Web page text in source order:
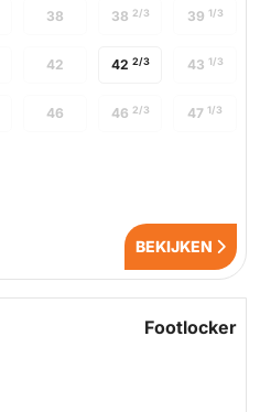
Footlocker
42 2/3
38 38 2/3 39 1/3
42 43 1/3
46 46 2/3 47 1/3
BEKIJKEN